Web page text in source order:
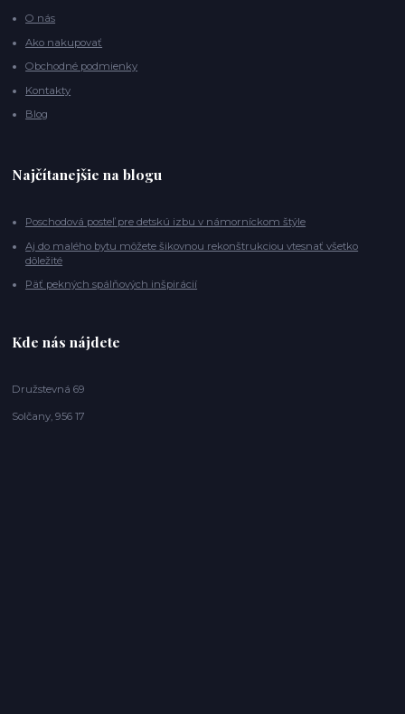
O nás
Ako nakupovať
Obchodné podmienky
Kontakty
Blog
Najčítanejšie na blogu
Poschodová posteľ pre detskú izbu v námorníckom štýle
Aj do malého bytu môžete šikovnou rekonštrukciou vtesnať všetko
dôležité
Päť pekných spálňových inšpirácií
Kde nás nájdete
Družstevná 69
Solčany, 956 17